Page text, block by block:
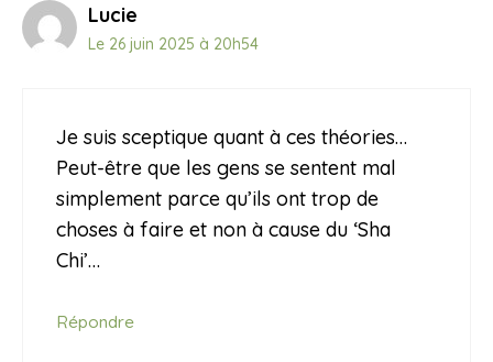
Lucie
Le 26 juin 2025 à 20h54
Je suis sceptique quant à ces théories…
Peut-être que les gens se sentent mal
simplement parce qu’ils ont trop de
choses à faire et non à cause du ‘Sha
Chi’…
Répondre